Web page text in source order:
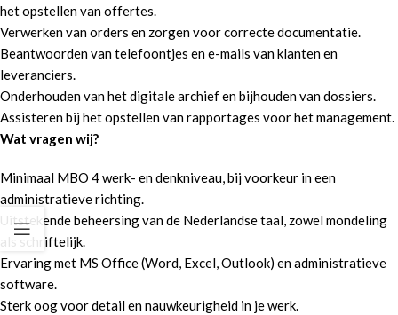
het opstellen van offertes.
Verwerken van orders en zorgen voor correcte documentatie.
Beantwoorden van telefoontjes en e-mails van klanten en
leveranciers.
Onderhouden van het digitale archief en bijhouden van dossiers.
Assisteren bij het opstellen van rapportages voor het management.
Wat vragen wij?
Minimaal MBO 4 werk- en denkniveau, bij voorkeur in een
administratieve richting.
Uitstekende beheersing van de Nederlandse taal, zowel mondeling
als schriftelijk.
Ervaring met MS Office (Word, Excel, Outlook) en administratieve
software.
Sterk oog voor detail en nauwkeurigheid in je werk.